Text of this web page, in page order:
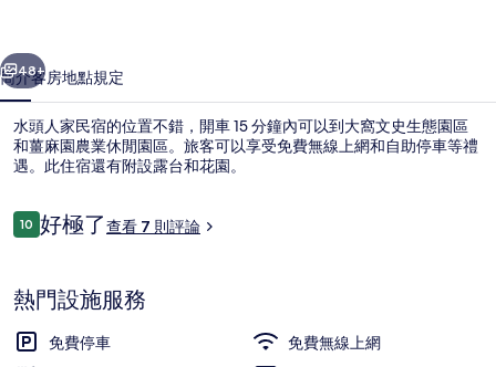
相
片
集
個 下一個
48+
簡介客房地點規定
水頭人家民宿的位置不錯，開車 15 分鐘內可以到大窩文史生態園區
和薑麻園農業休閒園區。旅客可以享受免費無線上網和自助停車等禮
遇。此住宿還有附設露台和花園。
評
論
1010 分，滿分 10 分，
好極了查看 7 則評論
熱門設施服務
免費停車
免費無線上網